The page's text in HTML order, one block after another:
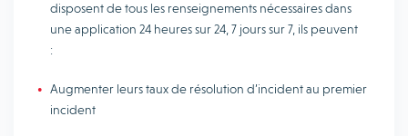
disposent de tous les renseignements nécessaires dans
une application 24 heures sur 24, 7 jours sur 7, ils peuvent
:
Augmenter leurs taux de résolution d’incident au premier
incident